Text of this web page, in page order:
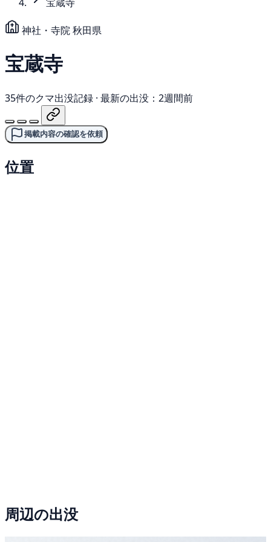
神社・寺院秋田県
宝蔵寺
35件のクマ出没記録 · 最新の出没：2週間前
掲載内容の確認を依頼
位置
周辺の出没